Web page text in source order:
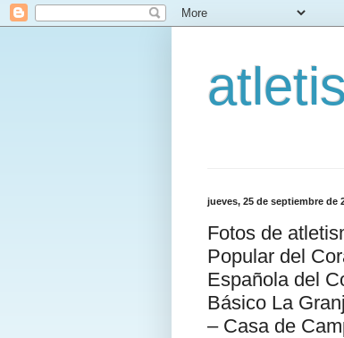
jueves, 25 de septiembre de
Fotos de
Popular del
Española del
Básico La
– Casa de